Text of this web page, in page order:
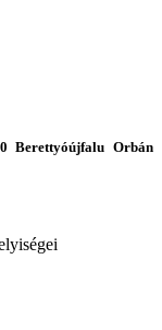
Berettyóújfalu Orbán